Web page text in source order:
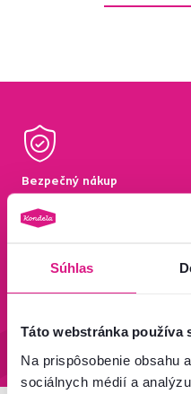
Súhlas
Táto webstránka používa
Na prispôsobenie obsahu
sociálnych médií a
Bezpečný nákup
Zistiť viac
Zistiť viac